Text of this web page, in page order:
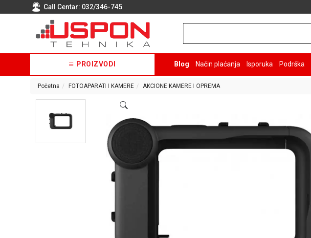
Call Centar: 032/346-745
PROIZVODI Blog Način plaćanja Isporuka Podrška
Početna FOTOAPARATI I KAMERE AKCIONE KAMERE I OPREMA